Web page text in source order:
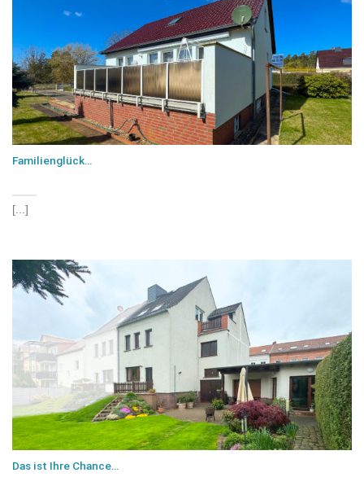
Familienglück…
[...]
Das ist Ihre Chance…